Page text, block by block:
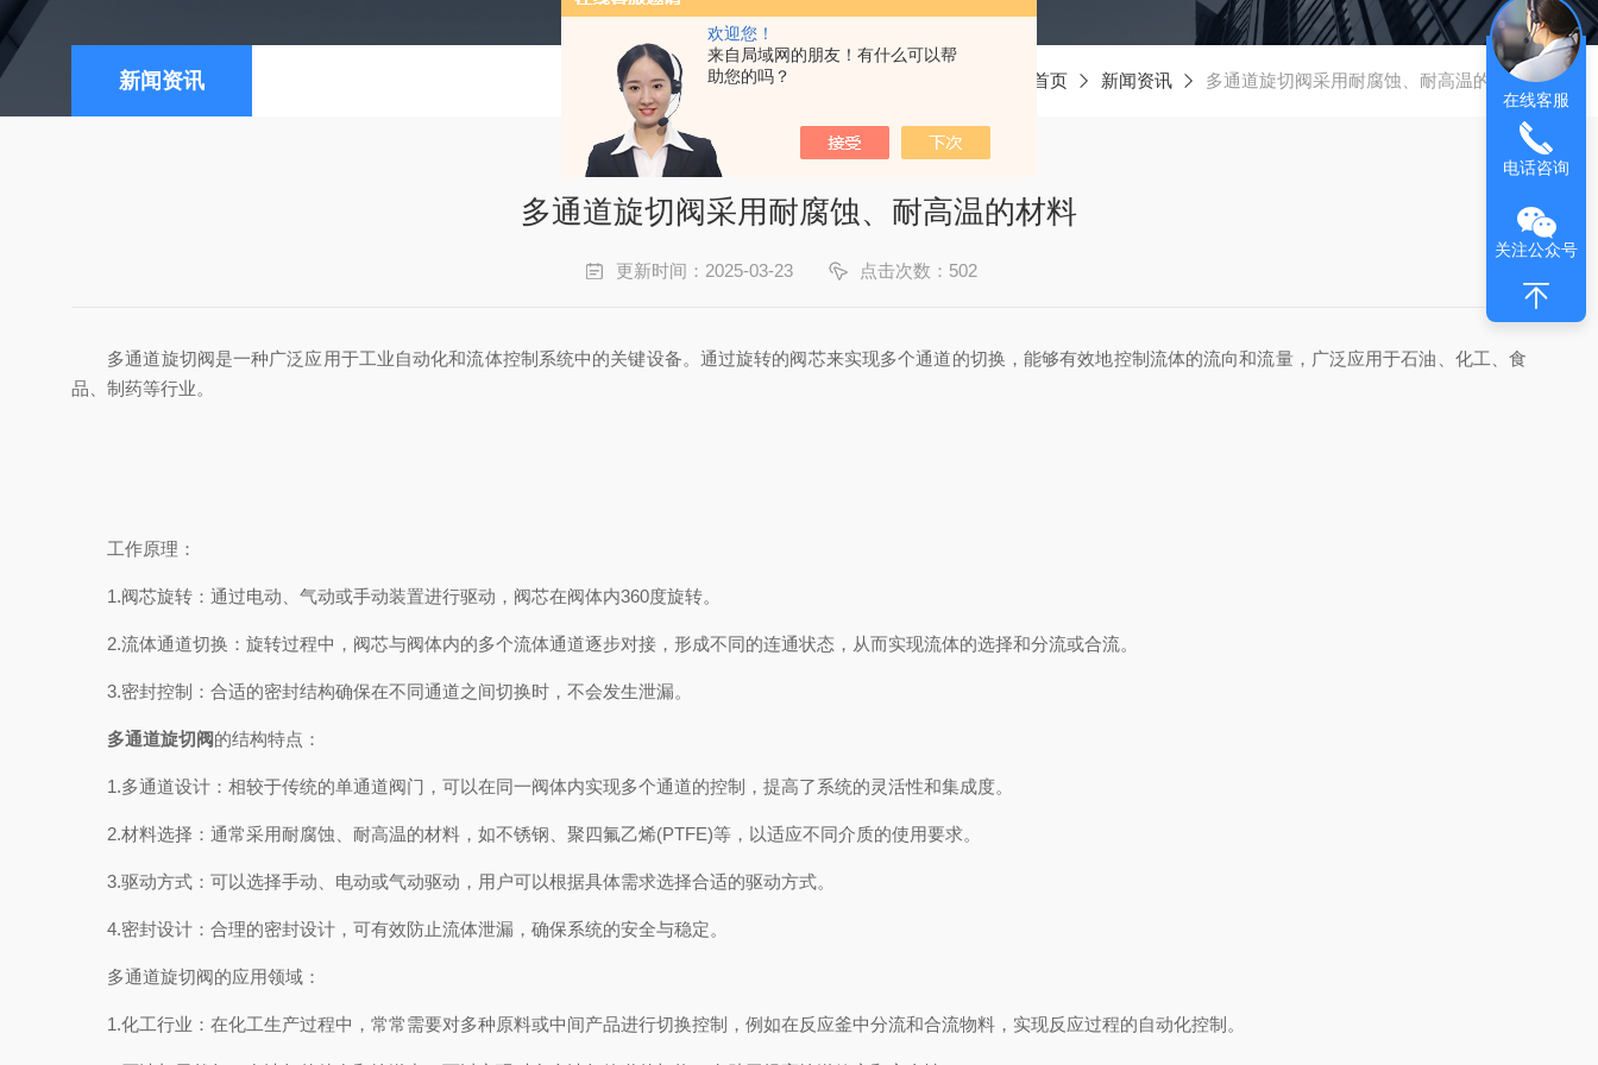
欢迎您！
来自局域网的朋友！有什么可以帮
助您的吗？
新闻资讯 首页 新闻资讯 多通道旋切阀采用耐腐蚀、耐高温的材料
多通道旋切阀采用耐腐蚀、耐高温的材料
更新时间：2025-03-23 点击次数：502
多通道旋切阀是一种广泛应用于工业自动化和流体控制系统中的关键设备。通过旋转的阀芯来实现多个通道的切换，能够有效地控制流体的流向和流量，广泛应用于石油、化工、食
品、制药等行业。
工作原理：
1.阀芯旋转：通过电动、气动或手动装置进行驱动，阀芯在阀体内360度旋转。
2.流体通道切换：旋转过程中，阀芯与阀体内的多个流体通道逐步对接，形成不同的连通状态，从而实现流体的选择和分流或合流。
3.密封控制：合适的密封结构确保在不同通道之间切换时，不会发生泄漏。
多通道旋切阀的结构特点：
1.多通道设计：相较于传统的单通道阀门，可以在同一阀体内实现多个通道的控制，提高了系统的灵活性和集成度。
2.材料选择：通常采用耐腐蚀、耐高温的材料，如不锈钢、聚四氟乙烯(PTFE)等，以适应不同介质的使用要求。
3.驱动方式：可以选择手动、电动或气动驱动，用户可以根据具体需求选择合适的驱动方式。
4.密封设计：合理的密封设计，可有效防止流体泄漏，确保系统的安全与稳定。
多通道旋切阀的应用领域：
1.化工行业：在化工生产过程中，常常需要对多种原料或中间产品进行切换控制，例如在反应釜中分流和合流物料，实现反应过程的自动化控制。
在线客服
电话咨询
关注公众号